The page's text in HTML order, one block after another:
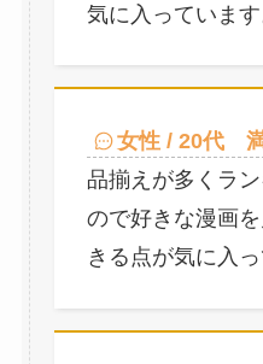
気に入っています
女性 / 20代
品揃えが多くラ
ので好きな漫画
きる点が気に入っ